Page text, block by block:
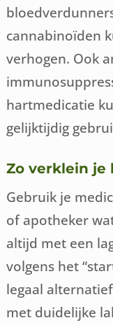
cannabinoïden
verhogen. Ook
hartmedicatie
gelijktijdig
Zo verklein
Gebruik je
of apotheker
altijd met een
volgens het
legaal
met duidelijke